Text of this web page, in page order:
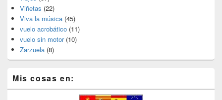
Viñetas (22)
Viva la música (45)
vuelo acrobático (11)
vuelo sin motor(10)
Zarzuela (8)
Mis cosas en: